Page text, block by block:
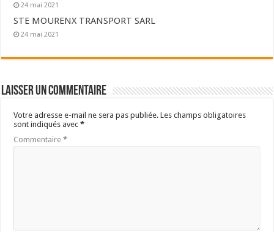
24 mai 2021
STE MOURENX TRANSPORT SARL
24 mai 2021
Laisser un commentaire
Votre adresse e-mail ne sera pas publiée. Les champs obligatoires
sont indiqués avec*
Commentaire*